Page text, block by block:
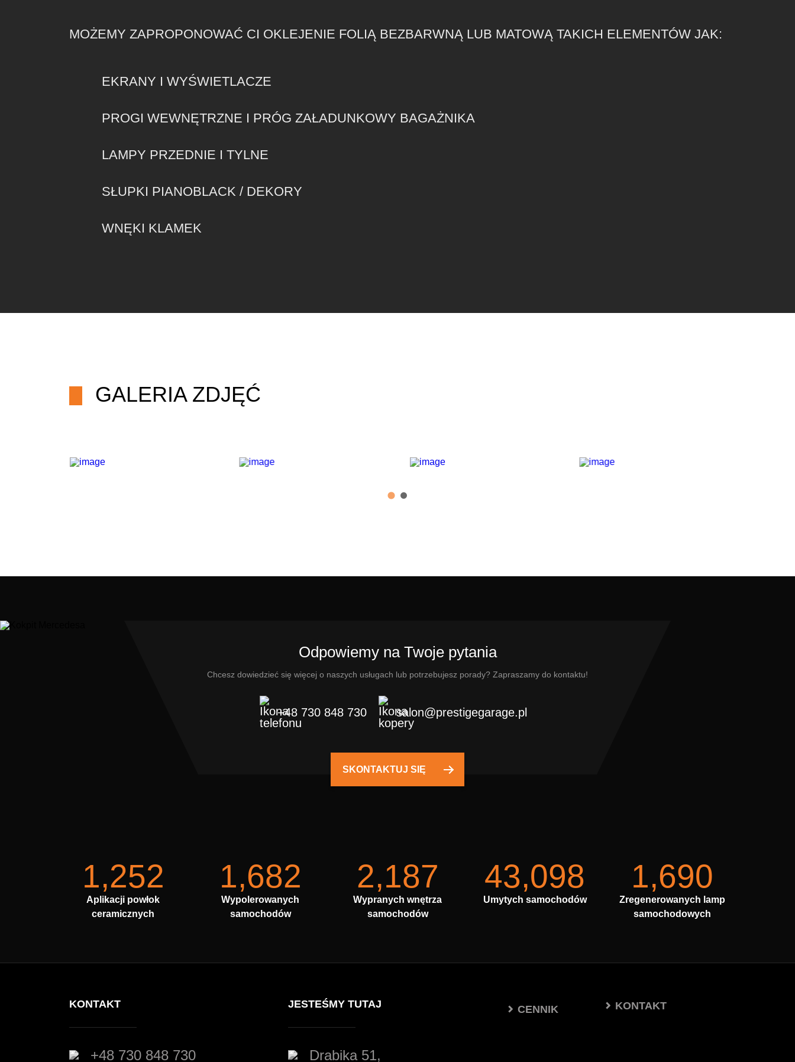
MOŻEMY ZAPROPONOWAĆ CI OKLEJENIE FOLIĄ BEZBARWNĄ LUB MATOWĄ TAKICH ELEMENTÓW JAK:
EKRANY I WYŚWIETLACZE
PROGI WEWNĘTRZNE I PRÓG ZAŁADUNKOWY BAGAŻNIKA
LAMPY PRZEDNIE I TYLNE
SŁUPKI PIANOBLACK / DEKORY
WNĘKI KLAMEK
GALERIA ZDJĘĆ
Odpowiemy na Twoje pytania
Chcesz dowiedzieć się więcej o naszych usługach lub potrzebujesz porady? Zapraszamy do kontaktu!
+48 730 848 730 salon@prestigegarage.pl
SKONTAKTUJ SIĘ
1,252
Aplikacji powłok
ceramicznych
1,682
Wypolerowanych
samochodów
2,187
Wypranych wnętrza
samochodów
43,098
Umytych samochodów
1,690
Zregenerowanych lamp
samochodowych
KONTAKT
+48 730 848 730
JESTEŚMY TUTAJ
Drabika 51,
CENNIK KONTAKT